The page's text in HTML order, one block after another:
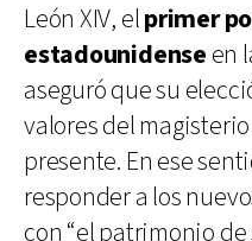
León XIV, elprimer
estadounidense en
aseguró que su
valores del
presente. En ese
responder a los
con “el patrimonio